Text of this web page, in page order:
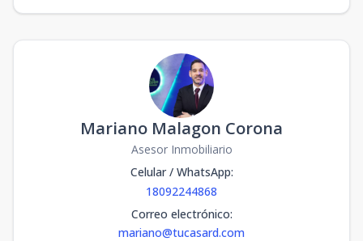
Mariano Malagon Corona
Asesor Inmobiliario
Celular / WhatsApp:
18092244868
Correo electrónico:
mariano@tucasard.com